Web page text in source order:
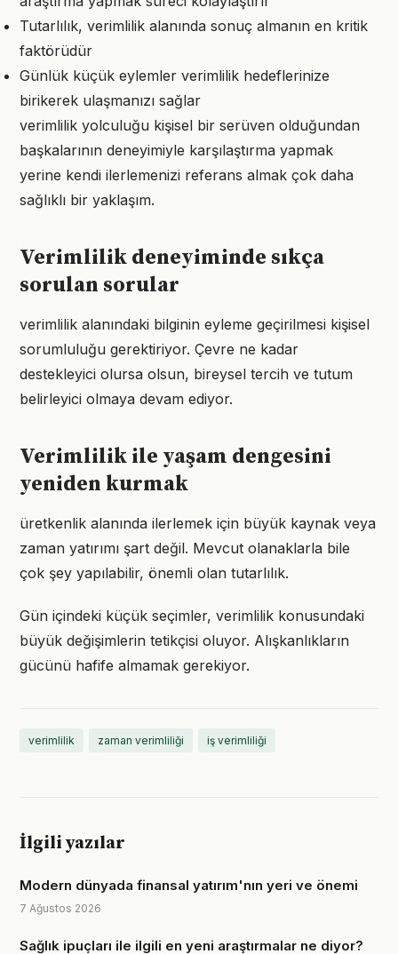
Tutarlılık, verimlilik alanında sonuç almanın en kritik
faktörüdür
Günlük küçük eylemler verimlilik hedeflerinize
birikerek ulaşmanızı sağlar
verimlilik yolculuğu kişisel bir serüven olduğundan
başkalarının deneyimiyle karşılaştırma yapmak
yerine kendi ilerlemenizi referans almak çok daha
sağlıklı bir yaklaşım.
Verimlilik deneyiminde sıkça
sorulan sorular
verimlilik alanındaki bilginin eyleme geçirilmesi kişisel
sorumluluğu gerektiriyor. Çevre ne kadar
destekleyici olursa olsun, bireysel tercih ve tutum
belirleyici olmaya devam ediyor.
Verimlilik ile yaşam dengesini
yeniden kurmak
üretkenlik alanında ilerlemek için büyük kaynak veya
zaman yatırımı şart değil. Mevcut olanaklarla bile
çok şey yapılabilir, önemli olan tutarlılık.
Gün içindeki küçük seçimler, verimlilik konusundaki
büyük değişimlerin tetikçisi oluyor. Alışkanlıkların
gücünü hafife almamak gerekiyor.
verimlilik zaman verimliliği iş verimliliği
İlgili yazılar
Modern dünyada finansal yatırım'nın yeri ve önemi
7 Ağustos 2026
Sağlık ipuçları ile ilgili en yeni araştırmalar ne diyor?